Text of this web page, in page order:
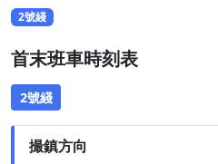
2號綫
首末班車時刻表
2號綫
撮鎮方向